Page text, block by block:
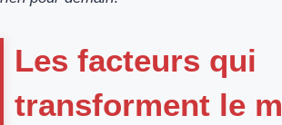
Les facteurs qui
transforment le